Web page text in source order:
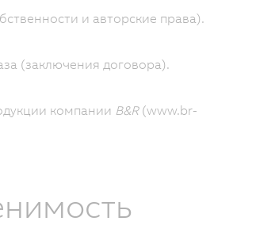
и авторские права).
(заключения договора).
компании B&R(www.br-